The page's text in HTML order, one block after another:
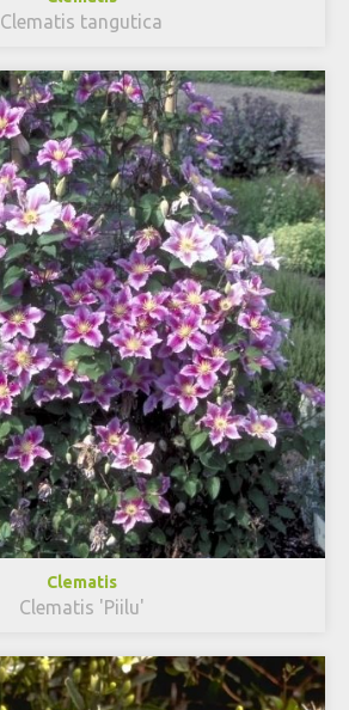
Clematis tangutica
Clematis
Clematis 'Piilu'